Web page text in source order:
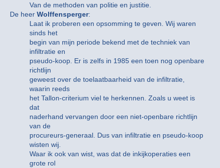
Van de methoden van politie en justitie.
De heer Wolffensperger:
Laat ik proberen een opsomming te geven. Wij waren
sinds het
begin van mijn periode bekend met de techniek van
infiltratie en
pseudo-koop. Er is zelfs in 1985 een toen nog openbare
richtlijn
geweest over de toelaatbaarheid van de infiltratie,
waarin reeds
het Tallon-criterium viel te herkennen. Zoals u weet is
dat
naderhand vervangen door een niet-openbare richtlijn
van de
procureurs-generaal. Dus van infiltratie en pseudo-koop
wisten wij.
Waar ik ook van wist, was dat de inkijkoperaties een
grote rol